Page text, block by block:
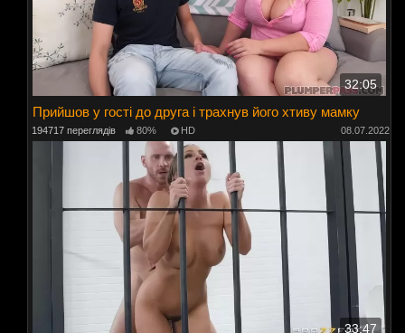
32:05
Прийшов у гості до друга і трахнув його хтиву мамку
194717 переглядів 80% HD 08.07.2022
33:47